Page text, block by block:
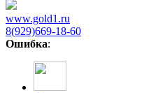
www.gold1.ru
8(929)669-18-60
Ошибка: